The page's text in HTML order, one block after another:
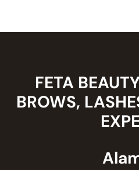
LEBIH
BAIK
UNTUK
ANDA?
FETA
BROWS,